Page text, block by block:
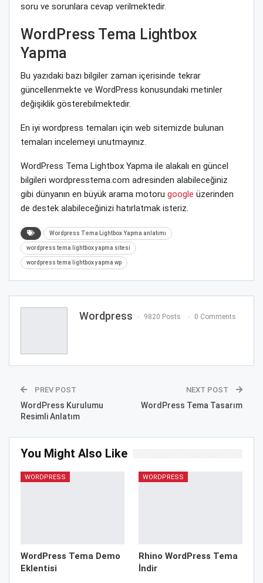
soru ve sorunlara cevap verilmektedir.
WordPress Tema Lightbox
Yapma
Bu yazıdaki bazı bilgiler zaman içerisinde tekrar
güncellenmekte ve WordPress konusundaki metinler
değişiklik gösterebilmektedir.
En iyi wordpress temaları için web sitemizde bulunan
temaları incelemeyi unutmayınız.
WordPress Tema Lightbox Yapma ile alakalı en güncel
bilgileri wordpresstema.com adresinden alabileceğiniz
gibi dünyanın en büyük arama motoru google üzerinden
de destek alabileceğinizi hatırlatmak isteriz.
Wordpress Tema Lightbox Yapma anlatımı
wordpress tema lightbox yapma sitesi
wordpress tema lightbox yapma wp
Wordpress 9820 Posts 0 Comments
PREV POST
WordPress Kurulumu
Resimli Anlatım
NEXT POST
WordPress Tema Tasarım
You Might Also Like
WORDPRESS
WordPress Tema Demo
Eklentisi
WORDPRESS
Rhino WordPress Tema
İndir